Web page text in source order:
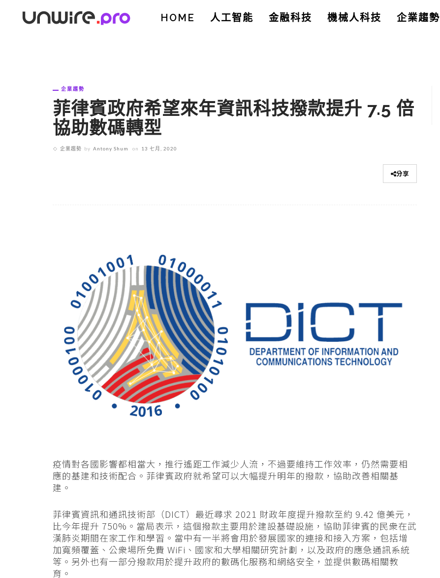
HOME 人工智能 金融科技 機械人科技 企業趨勢
企業趨勢
菲律賓政府希望來年資訊科技撥款提升 7.5 倍
協助數碼轉型
企業趨勢 by Antony Shum on 13 七月, 2020
分享
疫情對各國影響都相當大，推行遙距工作減少人流，不過要維持工作效率，仍然需要相
應的基建和技術配合。菲律賓政府就希望可以大幅提升明年的撥款，協助改善相關基
建。
菲律賓資訊和通訊技術部（DICT）最近尋求 2021 財政年度提升撥款至約 9.42 億美元，
比今年提升 750%。當局表示，這個撥款主要用於建設基礎設施，協助菲律賓的民衆在武
漢肺炎期間在家工作和學習。當中有一半將會用於發展國家的連接和接入方案，包括增
加寬頻覆蓋、公衆場所免費 WiFi、國家和大學相關研究計劃，以及政府的應急通訊系統
等。另外也有一部分撥款用於提升政府的數碼化服務和網絡安全，並提供數碼相關教
育。